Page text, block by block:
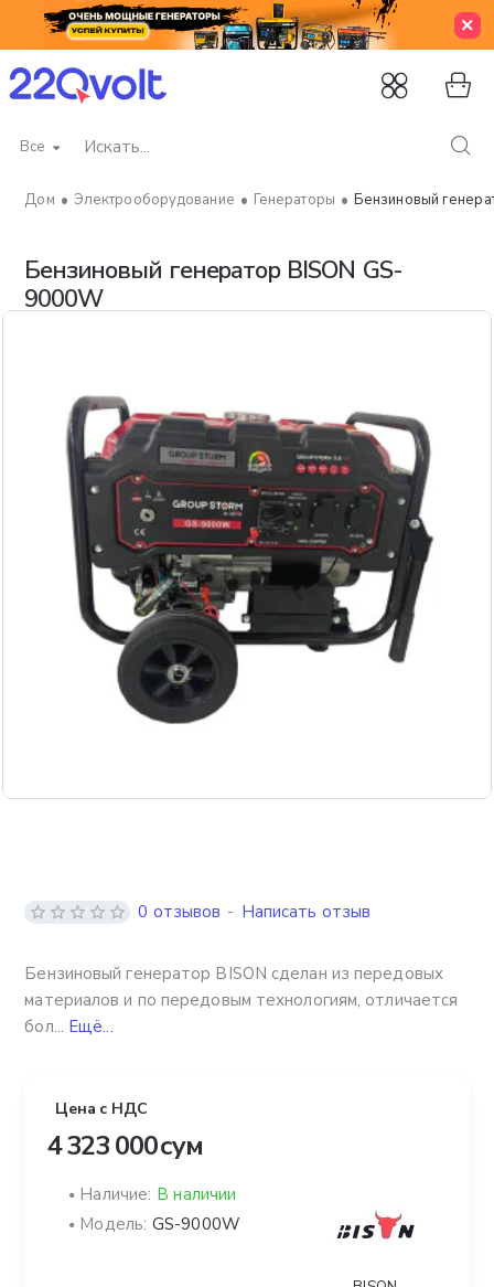
Все
Искать...
Бензиновый генератор BISON GS-
9000W
Электрооборудование Генераторы Бензиновый
Бензиновый генератор BISON сделан из передовых
материалов и по передовым технологиям, отличается
бол... Ещё...
0 отзывов - Написать отзыв
Цена с НДС
4 323 000 сум
Наличие: В наличии
Модель: GS-9000W